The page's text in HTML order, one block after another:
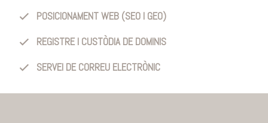
POSICIONAMENT WEB (SEO I GEO)
REGISTRE I CUSTÒDIA DE DOMINIS
SERVEI DE CORREU ELECTRÒNIC